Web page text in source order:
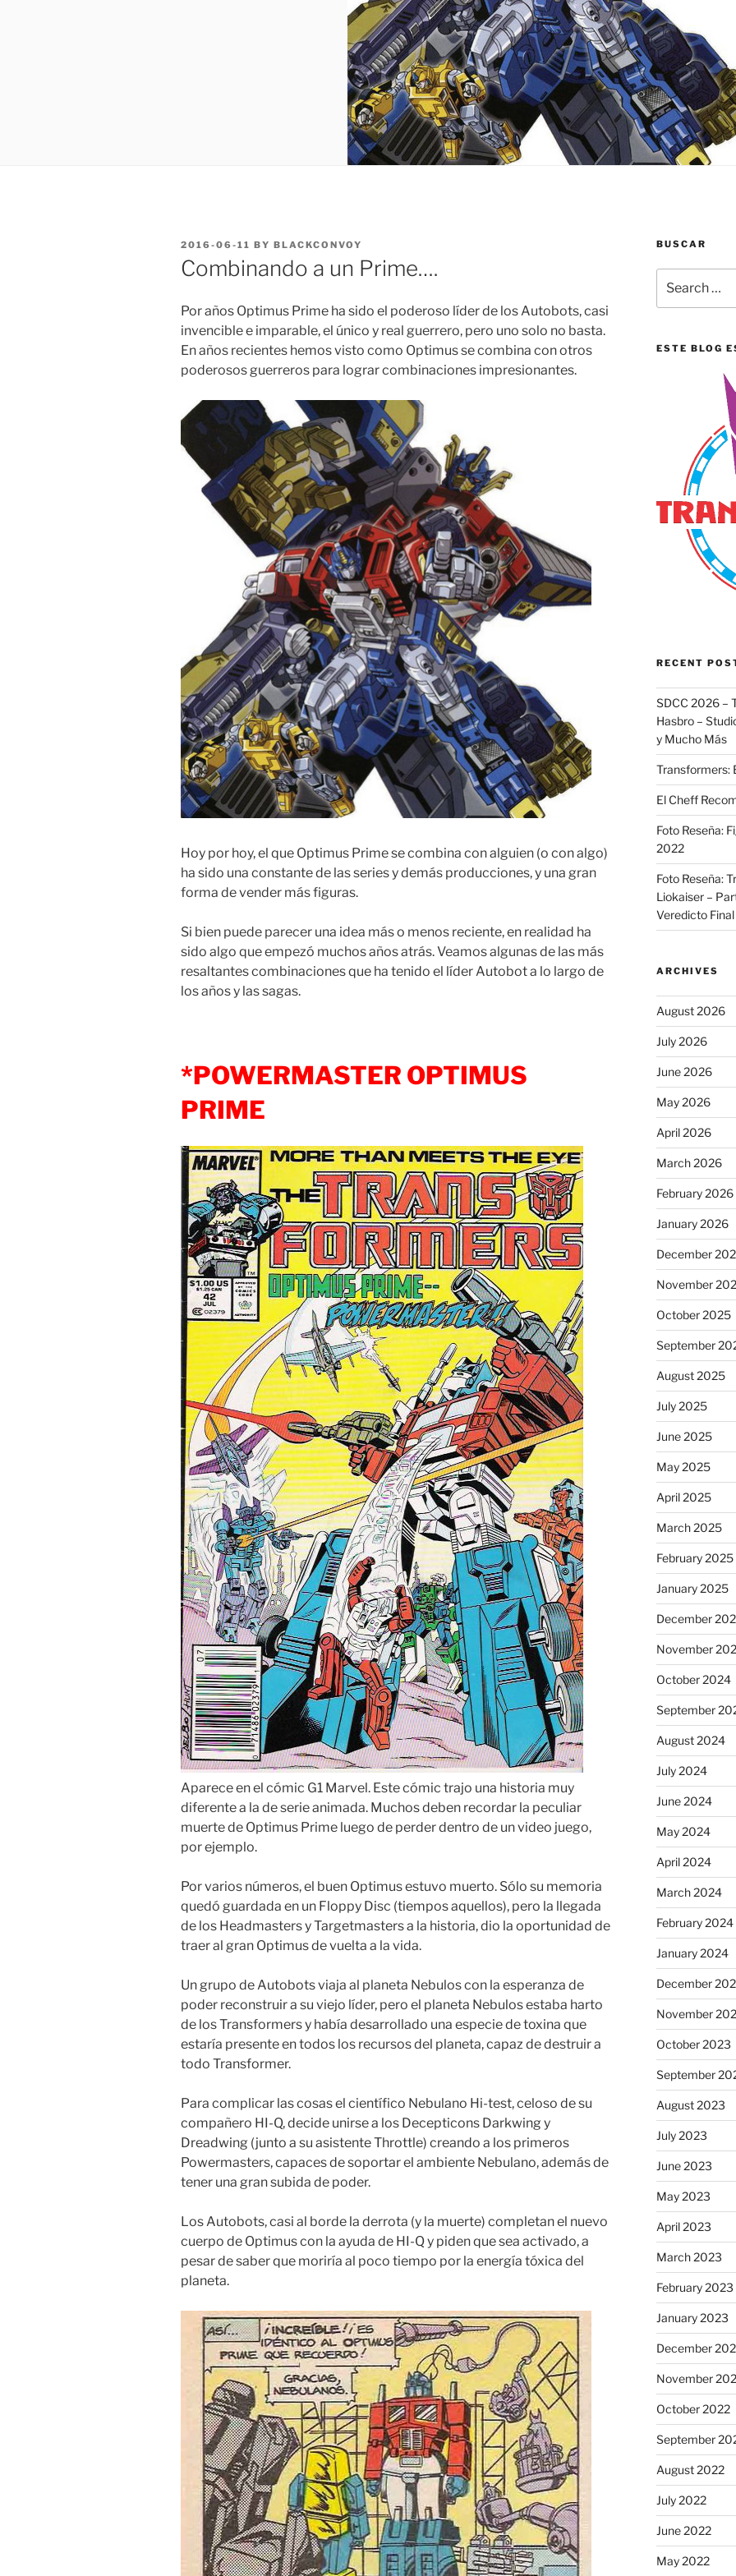
POSTED
ON
2016-06-11 BY BLACKCONVOY
Combinando a un Prime….
Por años Optimus Prime ha sido el poderoso líder de los Autobots, casi
invencible e imparable, el único y real guerrero, pero uno solo no basta.
En años recientes hemos visto como Optimus se combina con otros
poderosos guerreros para lograr combinaciones impresionantes.
Hoy por hoy, el que Optimus Prime se combina con alguien (o con algo)
ha sido una constante de las series y demás producciones, y una gran
forma de vender más figuras.
Si bien puede parecer una idea más o menos reciente, en realidad ha
sido algo que empezó muchos años atrás. Veamos algunas de las más
resaltantes combinaciones que ha tenido el líder Autobot a lo largo de
los años y las sagas.
*POWERMASTER OPTIMUS
PRIME
Aparece en el cómic G1 Marvel. Este cómic trajo una historia muy
diferente a la de serie animada. Muchos deben recordar la peculiar
muerte de Optimus Prime luego de perder dentro de un video juego,
por ejemplo.
Por varios números, el buen Optimus estuvo muerto. Sólo su memoria
quedó guardada en un Floppy Disc (tiempos aquellos), pero la llegada
de los Headmasters y Targetmasters a la historia, dio la oportunidad de
traer al gran Optimus de vuelta a la vida.
Un grupo de Autobots viaja al planeta Nebulos con la esperanza de
poder reconstruir a su viejo líder, pero el planeta Nebulos estaba harto
de los Transformers y había desarrollado una especie de toxina que
estaría presente en todos los recursos del planeta, capaz de destruir a
todo Transformer.
Para complicar las cosas el científico Nebulano Hi-test, celoso de su
compañero HI-Q, decide unirse a los Decepticons Darkwing y
Dreadwing (junto a su asistente Throttle) creando a los primeros
Powermasters, capaces de soportar el ambiente Nebulano, además de
tener una gran subida de poder.
Los Autobots, casi al borde la derrota (y la muerte) completan el nuevo
cuerpo de Optimus con la ayuda de HI-Q y piden que sea activado, a
pesar de saber que moriría al poco tiempo por la energía tóxica del
planeta.
BUSCAR
for:
ESTE BLOG
RECENT
SDCC 2026 –
Hasbro –
y Mucho Más
Transformers:
El Cheff
Foto Reseña:
2022
Foto Reseña:
Liokaiser –
Veredicto Final
ARCHIVES
August 2026
July 2026
June 2026
May 2026
April 2026
March 2026
February 2026
January 2026
December
November
October 2025
September
August 2025
July 2025
June 2025
May 2025
April 2025
March 2025
February 2025
January 2025
December
November
October 2024
September
August 2024
July 2024
June 2024
May 2024
April 2024
March 2024
February 2024
January 2024
December
November
October 2023
September
August 2023
July 2023
June 2023
May 2023
April 2023
March 2023
February 2023
January 2023
December
November
October 2022
September
August 2022
July 2022
June 2022
May 2022